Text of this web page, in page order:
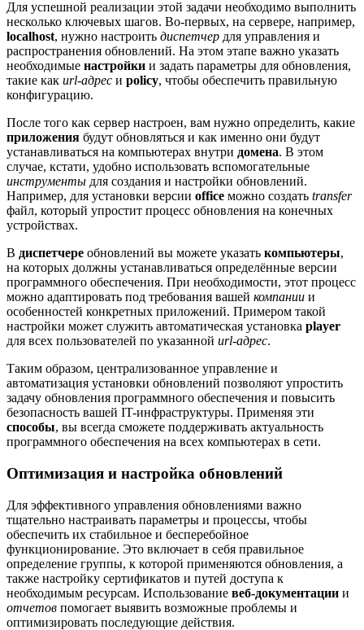
Для успешной реализации этой задачи необходимо выполнить
несколько ключевых шагов. Во-первых, на сервере, например,
localhost, нужно настроить диспетчер для управления и
распространения обновлений. На этом этапе важно указать
необходимые настройки и задать параметры для обновления,
такие как url-адрес и policy, чтобы обеспечить правильную
конфигурацию.
После того как сервер настроен, вам нужно определить, какие
приложения будут обновляться и как именно они будут
устанавливаться на компьютерах внутри домена. В этом
случае, кстати, удобно использовать вспомогательные
инструменты для создания и настройки обновлений.
Например, для установки версии office можно создать transfer
файл, который упростит процесс обновления на конечных
устройствах.
В диспетчере обновлений вы можете указать компьютеры,
на которых должны устанавливаться определённые версии
программного обеспечения. При необходимости, этот процесс
можно адаптировать под требования вашей компании и
особенностей конкретных приложений. Примером такой
настройки может служить автоматическая установка player
для всех пользователей по указанной url-адрес.
Таким образом, централизованное управление и
автоматизация установки обновлений позволяют упростить
задачу обновления программного обеспечения и повысить
безопасность вашей IT-инфраструктуры. Применяя эти
способы, вы всегда сможете поддерживать актуальность
программного обеспечения на всех компьютерах в сети.
Оптимизация и настройка обновлений
Для эффективного управления обновлениями важно
тщательно настраивать параметры и процессы, чтобы
обеспечить их стабильное и бесперебойное
функционирование. Это включает в себя правильное
определение группы, к которой применяются обновления, а
также настройку сертификатов и путей доступа к
необходимым ресурсам. Использование веб-документации и
отчетов помогает выявить возможные проблемы и
оптимизировать последующие действия.